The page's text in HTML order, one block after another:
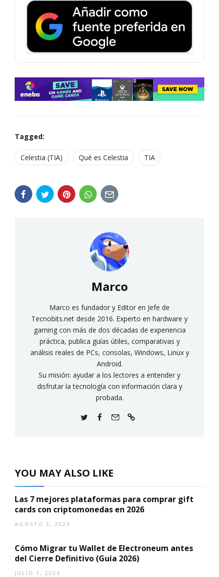
Tagged:
Celestia (TIA) Qué es Celestia TIA
Marco
Marco es fundador y Editor en Jefe de
Tecnobits.net desde 2016. Experto en hardware y
gaming con más de dos décadas de experiencia
práctica, publica guías útiles, comparativas y
análisis reales de PCs, consolas, Windows, Linux y
Android.
Su misión: ayudar a los lectores a entender y
disfrutar la tecnología con información clara y
probada.
YOU MAY ALSO LIKE
Las 7 mejores plataformas para comprar gift
cards con criptomonedas en 2026
AGOSTO 3, 2026
Cómo Migrar tu Wallet de Electroneum antes
del Cierre Definitivo (Guía 2026)
JULIO 1, 2026